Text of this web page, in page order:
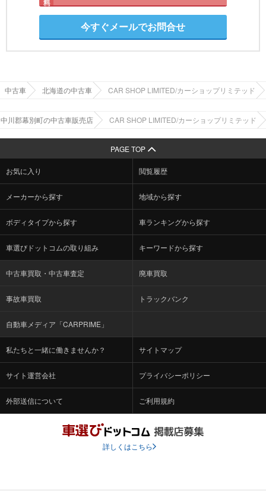
今すぐメールでお問合せ
中古車 北海道の中古車 CAR SHOP LIMITED/カーショップリミテッド
中川郡幕別町の中古車販売店 CAR SHOP LIMITED/カーショップリミテッド
PAGE TOP
お気に入り 閲覧履歴
メーカーから探す 地域から探す
ボディタイプから探す 車ランキングから探す
車選びドットコムの取り組み キーワードから探す
中古車買取・中古車査定 廃車買取
事故車買取 トラックバンク
自動車メディア「CARPRIME」
私たちと一緒に働きませんか？ サイトマップ
サイト運営会社 プライバシーポリシー
外部送信について ご利用規約
詳しくはこちら